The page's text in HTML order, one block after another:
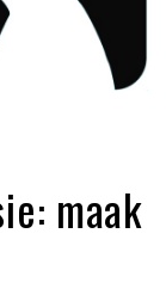
maak